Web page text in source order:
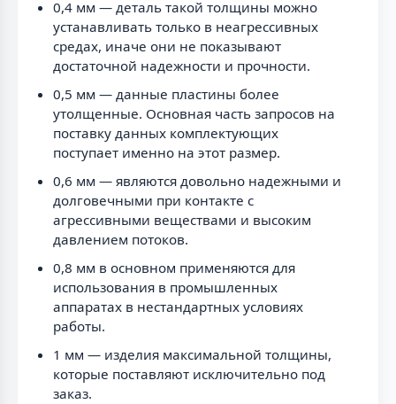
0,4 мм — деталь такой толщины можно
устанавливать только в неагрессивных
средах, иначе они не показывают
достаточной надежности и прочности.
0,5 мм — данные пластины более
утолщенные. Основная часть запросов на
поставку данных комплектующих
поступает именно на этот размер.
0,6 мм — являются довольно надежными и
долговечными при контакте с
агрессивными веществами и высоким
давлением потоков.
0,8 мм в основном применяются для
использования в промышленных
аппаратах в нестандартных условиях
работы.
1 мм — изделия максимальной толщины,
которые поставляют исключительно под
заказ.